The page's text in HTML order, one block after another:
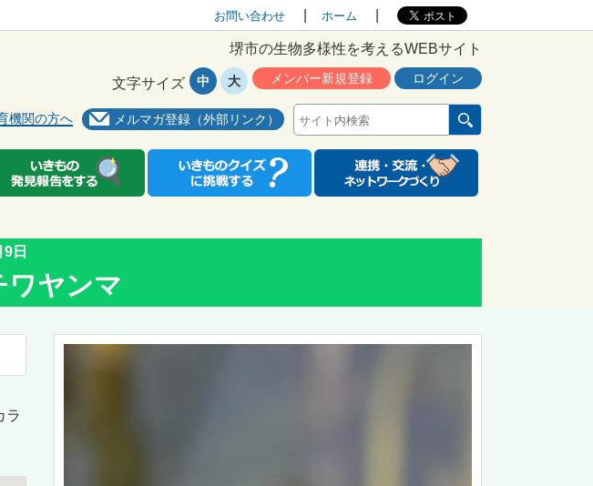
お問い合わせ ホーム
堺市の生物多様性を考えるWEBサイト
機関の方へ メルマガ登録（外部リンク）
メンバー新規登録 ログイン
文字サイズ 中 大
日
ワヤンマ
ラ